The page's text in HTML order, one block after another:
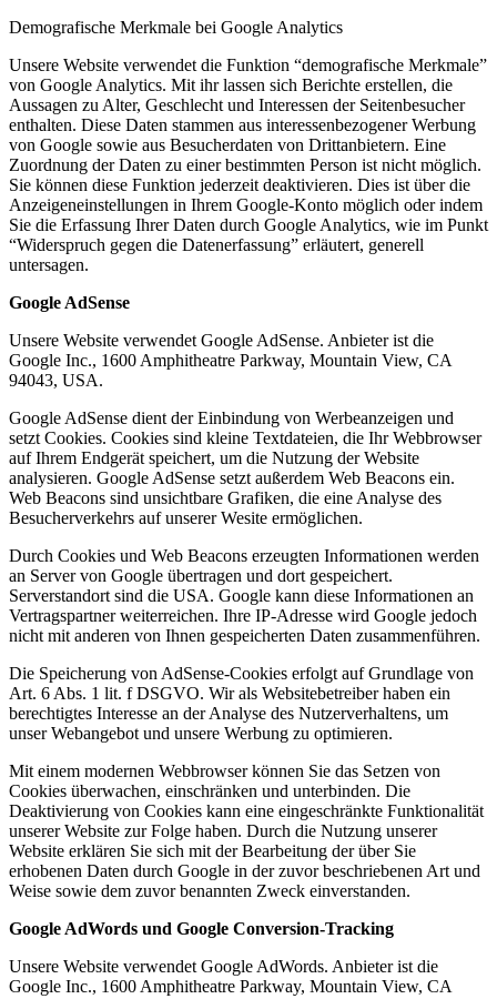
Demografische Merkmale bei Google Analytics
Unsere Website verwendet die Funktion “demografische Merkmale”
von Google Analytics. Mit ihr lassen sich Berichte erstellen, die
Aussagen zu Alter, Geschlecht und Interessen der Seitenbesucher
enthalten. Diese Daten stammen aus interessenbezogener Werbung
von Google sowie aus Besucherdaten von Drittanbietern. Eine
Zuordnung der Daten zu einer bestimmten Person ist nicht möglich.
Sie können diese Funktion jederzeit deaktivieren. Dies ist über die
Anzeigeneinstellungen in Ihrem Google-Konto möglich oder indem
Sie die Erfassung Ihrer Daten durch Google Analytics, wie im Punkt
“Widerspruch gegen die Datenerfassung” erläutert, generell
untersagen.
Google AdSense
Unsere Website verwendet Google AdSense. Anbieter ist die
Google Inc., 1600 Amphitheatre Parkway, Mountain View, CA
94043, USA.
Google AdSense dient der Einbindung von Werbeanzeigen und
setzt Cookies. Cookies sind kleine Textdateien, die Ihr Webbrowser
auf Ihrem Endgerät speichert, um die Nutzung der Website
analysieren. Google AdSense setzt außerdem Web Beacons ein.
Web Beacons sind unsichtbare Grafiken, die eine Analyse des
Besucherverkehrs auf unserer Wesite ermöglichen.
Durch Cookies und Web Beacons erzeugten Informationen werden
an Server von Google übertragen und dort gespeichert.
Serverstandort sind die USA. Google kann diese Informationen an
Vertragspartner weiterreichen. Ihre IP-Adresse wird Google jedoch
nicht mit anderen von Ihnen gespeicherten Daten zusammenführen.
Die Speicherung von AdSense-Cookies erfolgt auf Grundlage von
Art. 6 Abs. 1 lit. f DSGVO. Wir als Websitebetreiber haben ein
berechtigtes Interesse an der Analyse des Nutzerverhaltens, um
unser Webangebot und unsere Werbung zu optimieren.
Mit einem modernen Webbrowser können Sie das Setzen von
Cookies überwachen, einschränken und unterbinden. Die
Deaktivierung von Cookies kann eine eingeschränkte Funktionalität
unserer Website zur Folge haben. Durch die Nutzung unserer
Website erklären Sie sich mit der Bearbeitung der über Sie
erhobenen Daten durch Google in der zuvor beschriebenen Art und
Weise sowie dem zuvor benannten Zweck einverstanden.
Google AdWords und Google Conversion-Tracking
Unsere Website verwendet Google AdWords. Anbieter ist die
Google Inc., 1600 Amphitheatre Parkway, Mountain View, CA